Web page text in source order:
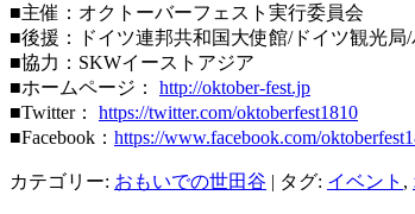
■主催：オクトーバーフェスト実行委員会
■後援：ドイツ連邦共和国大使館/ドイツ観光
■協力：SKWイーストアジア
■ホームページ： http://oktober-fest.jp
■Twitter： https://twitter.com/oktoberfest1810
■Facebook： https://www.facebook.com/
カテゴリー: おもいでの世田谷 | タグ: イベント ,